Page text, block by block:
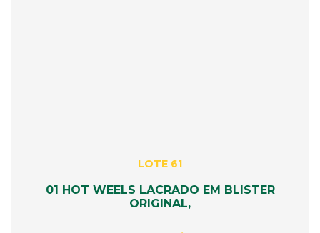
LOTE 61
01 HOT WEELS LACRADO EM BLISTER
ORIGINAL,